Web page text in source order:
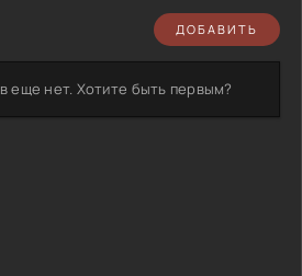
ДОБАВИТЬ
еще нет. Хотите быть первым?